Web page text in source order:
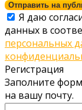
Отправить на
Я даю
данных в
персональных
Регистрация
Заполните
на вашу почту.